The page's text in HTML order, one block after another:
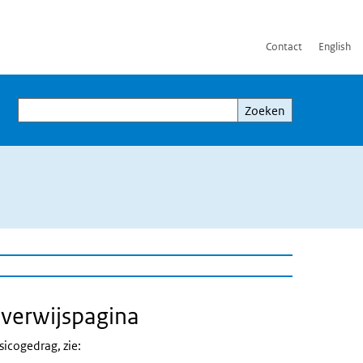
Contact English
Zoeken
Zoeken
zie: